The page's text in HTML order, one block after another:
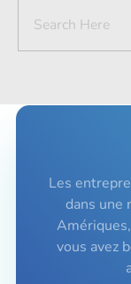
Les
dans une
vous avez